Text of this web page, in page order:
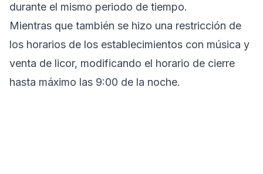
durante el mismo periodo de tiempo.
Mientras que también se hizo una restricción de
los horarios de los establecimientos con música y
venta de licor, modificando el horario de cierre
hasta máximo las 9:00 de la noche.